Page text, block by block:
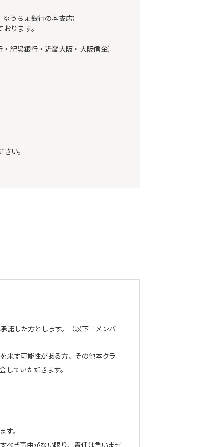
うちょ銀行の本支店）
ります。
紀陽銀行・近畿大阪・大阪信金）
い。
諾した方とします。（以下「メンバ
来す可能性がある方、その他本クラ
ていただきます。
。
べき事由がない限り、責任は負いませ